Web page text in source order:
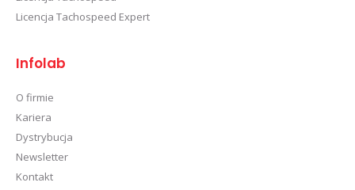
Licencja Tachospeed Expert
Infolab
O firmie
Kariera
Dystrybucja
Newsletter
Kontakt